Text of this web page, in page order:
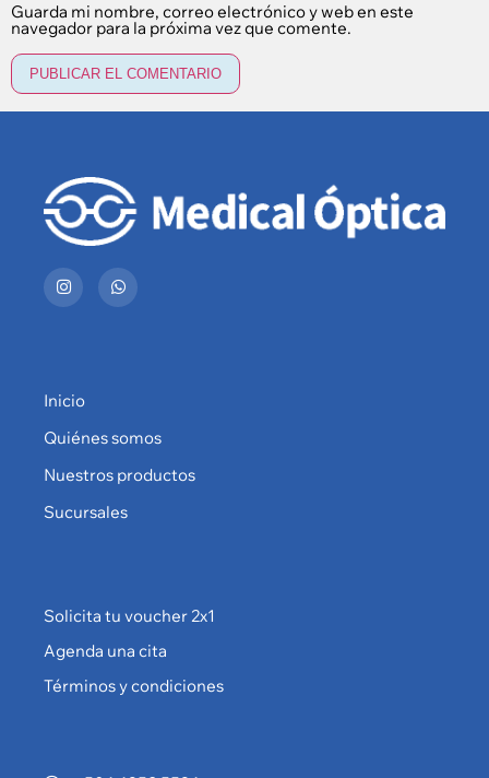
Guarda mi nombre, correo electrónico y web en este
navegador para la próxima vez que comente.
Inicio
Quiénes somos
Nuestros productos
Sucursales
Solicita tu voucher 2x1
Agenda una cita
Términos y condiciones